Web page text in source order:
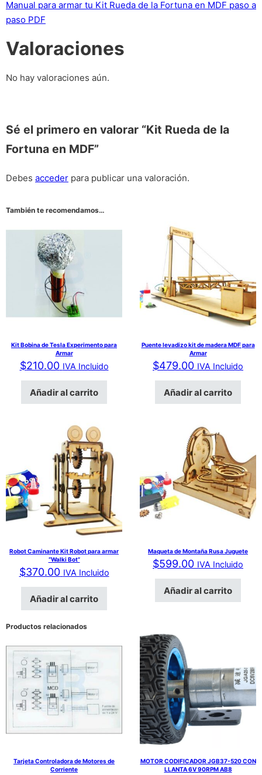
Manual para armar tu Kit Rueda de la Fortuna en MDF paso a
paso PDF
Valoraciones
No hay valoraciones aún.
Sé el primero en valorar “Kit Rueda de la
Fortuna en MDF”
Debes acceder para publicar una valoración.
También te recomendamos…
Kit Bobina de Tesla Experimento para
Armar
$210.00 IVA Incluido
Añadir al carrito
Puente levadizo kit de madera MDF para
Armar
$479.00 IVA Incluido
Añadir al carrito
Robot Caminante Kit Robot para armar
“Walki Bot”
$370.00 IVA Incluido
Añadir al carrito
Maqueta de Montaña Rusa Juguete
$599.00 IVA Incluido
Añadir al carrito
Productos relacionados
Tarjeta Controladora de Motores de
Corriente
MOTOR CODIFICADOR JGB37-520 CON
LLANTA 6V 90RPM AB8